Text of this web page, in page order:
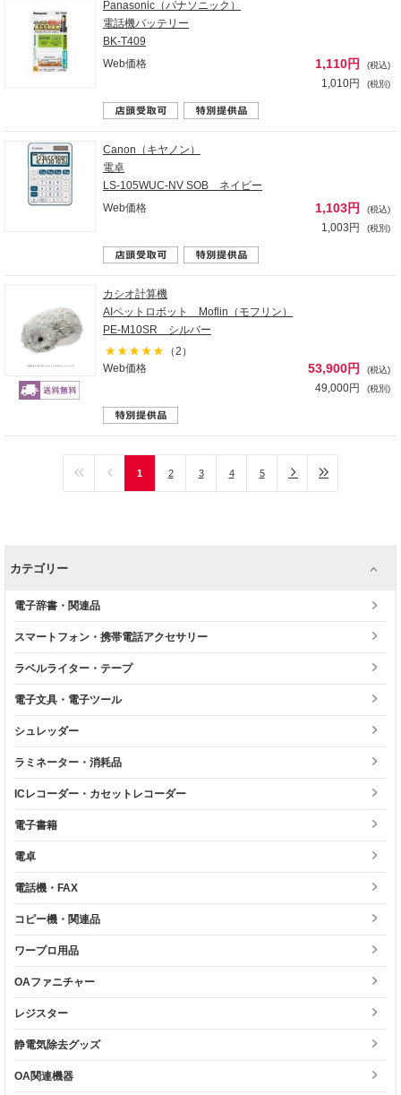
Panasonic（パナソニック）
電話機バッテリー
BK-T409
Web価格
1,110円 (税込)
1,010円 (税別)
Canon（キヤノン）
電卓
LS-105WUC-NV SOB ネイビー
Web価格
1,103円 (税込)
1,003円 (税別)
カシオ計算機
AIペットロボット Moflin（モフリン）
PE-M10SR シルバー
（2）
Web価格
53,900円 (税込)
49,000円 (税別)
1 2 3 4 5
カテゴリー
電子辞書・関連品
スマートフォン・携帯電話アクセサリー
ラベルライター・テープ
電子文具・電子ツール
シュレッダー
ラミネーター・消耗品
ICレコーダー・カセットレコーダー
電子書籍
電卓
電話機・FAX
コピー機・関連品
ワープロ用品
OAファニチャー
レジスター
静電気除去グッズ
OA関連機器